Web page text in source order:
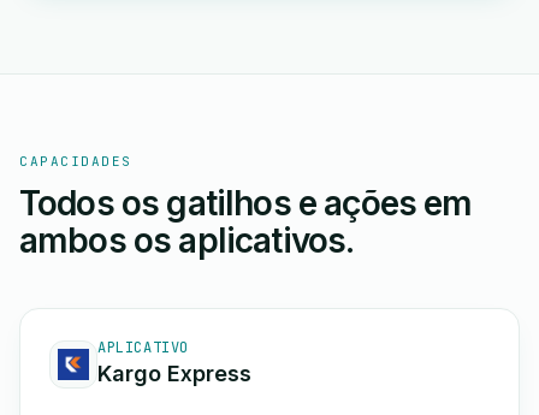
CAPACIDADES
Todos os gatilhos e ações em
ambos os aplicativos.
APLICATIVO
Kargo Express